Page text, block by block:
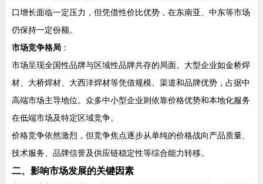
口增长面临一定压力，但凭借性价比优势，在东南亚、中东等市场
仍保持一定份额。
市场竞争格局 ：
市场呈现全国性品牌与区域性品牌共存的局面。大型企业如金桥焊
材、大桥焊材、大西洋焊材等凭借规模、渠道和品牌优势，占据中
高端市场主导地位。众多中小型企业则依靠价格优势和本地化服务
在低端市场及特定区域竞争。
价格竞争依然激烈，但竞争焦点逐步从单纯的价格战向产品质量、
技术服务、品牌信誉及供应链稳定性等综合能力转移。
二、影响市场发展的关键因素